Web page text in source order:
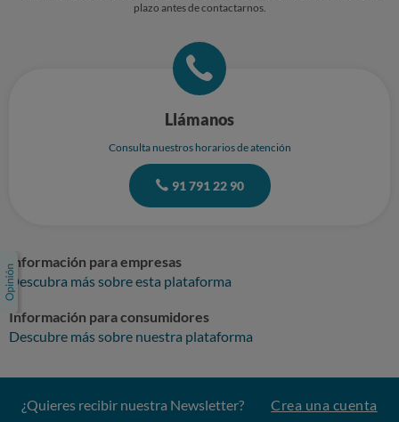
plazo antes de contactarnos.
Llámanos
Consulta nuestros horarios de atención
91 791 22 90
Información para empresas
Descubra más sobre esta plataforma
Información para consumidores
Descubre más sobre nuestra plataforma
¿Quieres recibir nuestra Newsletter? Crea una cuenta